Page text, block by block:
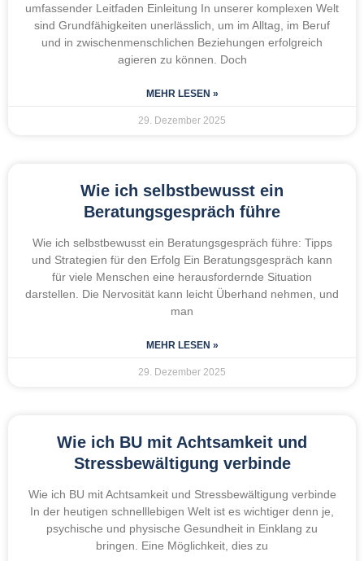
umfassender Leitfaden Einleitung In unserer komplexen Welt
sind Grundfähigkeiten unerlässlich, um im Alltag, im Beruf
und in zwischenmenschlichen Beziehungen erfolgreich
agieren zu können. Doch
MEHR LESEN »
29. Dezember 2025
Wie ich selbstbewusst ein
Beratungsgespräch führe
Wie ich selbstbewusst ein Beratungsgespräch führe: Tipps
und Strategien für den Erfolg Ein Beratungsgespräch kann
für viele Menschen eine herausfordernde Situation
darstellen. Die Nervosität kann leicht Überhand nehmen, und
man
MEHR LESEN »
29. Dezember 2025
Wie ich BU mit Achtsamkeit und
Stressbewältigung verbinde
Wie ich BU mit Achtsamkeit und Stressbewältigung verbinde
In der heutigen schnelllebigen Welt ist es wichtiger denn je,
psychische und physische Gesundheit in Einklang zu
bringen. Eine Möglichkeit, dies zu